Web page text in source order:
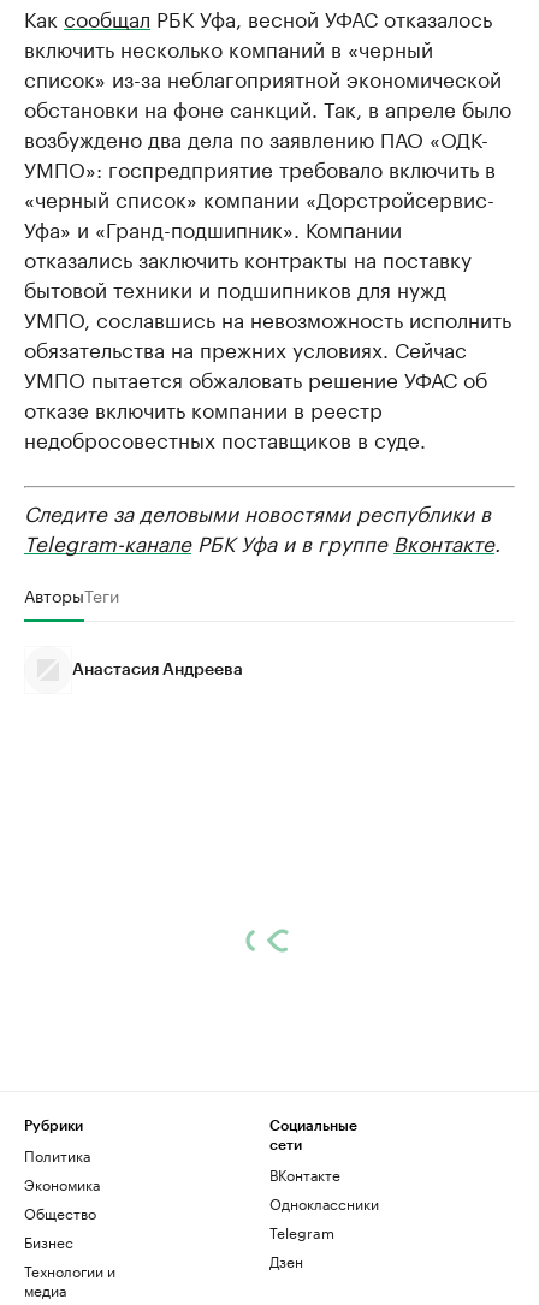
Как сообщал РБК Уфа, весной УФАС отказалось
включить несколько компаний в «черный
список» из-за неблагоприятной экономической
обстановки на фоне санкций. Так, в апреле было
возбуждено два дела по заявлению ПАО «ОДК-
УМПО»: госпредприятие требовало включить в
«черный список» компании «Дорстройсервис-
Уфа» и «Гранд-подшипник». Компании
отказались заключить контракты на поставку
бытовой техники и подшипников для нужд
УМПО, сославшись на невозможность исполнить
обязательства на прежних условиях. Сейчас
УМПО пытается обжаловать решение УФАС об
отказе включить компании в реестр
недобросовестных поставщиков в суде.
Следите за деловыми новостями республики в
Telegram-каналеРБК Уфа и в группе Вконтакте.
АвторыТеги
Анастасия Андреева
Рубрики
Политика
Экономика
Общество
Бизнес
Технологии и
медиа
Социальные
сети
ВКонтакте
Одноклассники
Telegram
Дзен